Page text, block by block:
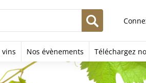
vins Nos évènements Téléchargez